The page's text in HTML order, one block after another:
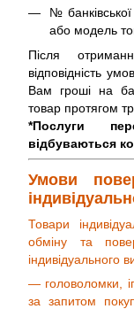
№
або модель
Після
відповідність
Вам гроші на
товар протягом
*Послуги
відбуваються
Умови
Товари
обміну та
індивідуального
— головоломки,
за запитом